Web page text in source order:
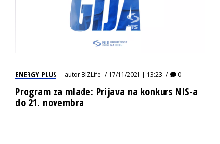
ENERGY PLUS autorBIZLife 17/11/2021 | 13:23 0
Program za mlade: Prijava na konkurs NIS-a
do 21. novembra